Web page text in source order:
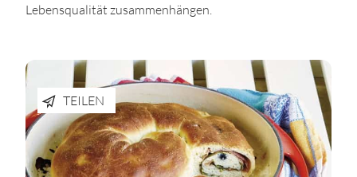
Lebensqualität zusammenhängen.
TEILEN